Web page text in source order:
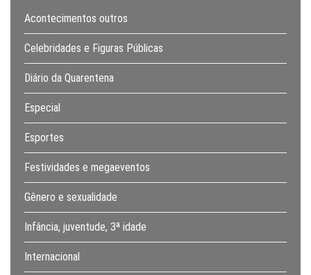
Acontecimentos outros
Celebridades e Figuras Públicas
Diário da Quarentena
Especial
Esportes
Festividades e megaeventos
Gênero e sexualidade
Infância, juventude, 3ª idade
Internacional